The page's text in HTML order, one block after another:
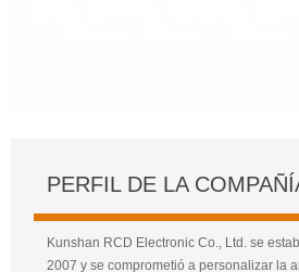
PERFIL DE LA
Kunshan RCD Electronic Co., Ltd. se
2007 y se comprometió a personalizar la